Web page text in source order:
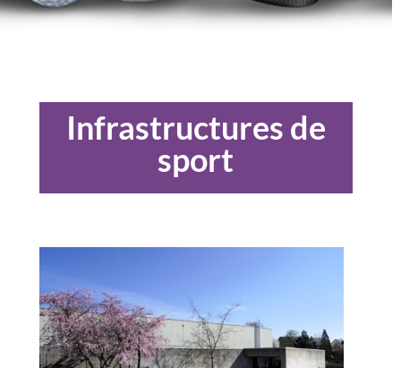
Infrastructures de
sport